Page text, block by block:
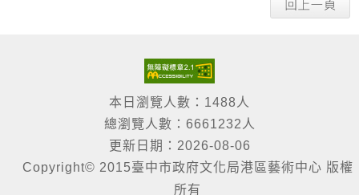
本日瀏覽人數：1488人
總瀏覽人數：6661232人
更新日期：2026-08-06
Copyright© 2015臺中市政府文化局港區藝術中心 版權
所有